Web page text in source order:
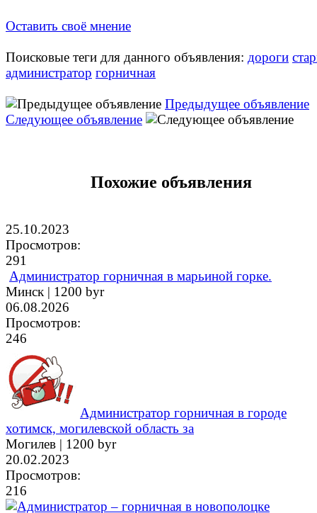
Оставить своё мнение
Поисковые теги для данного объявления: дороги
администратор горничная
Предыдущее объявление
Следующее объявление
Похожие объявления
25.10.2023
Просмотров:
291
Администратор горничная в марьиной горке.
Минск | 1200 byr
06.08.2026
Просмотров:
246
Администратор горничная в городе
хотимск, могилевской область за
Могилев | 1200 byr
20.02.2023
Просмотров:
216